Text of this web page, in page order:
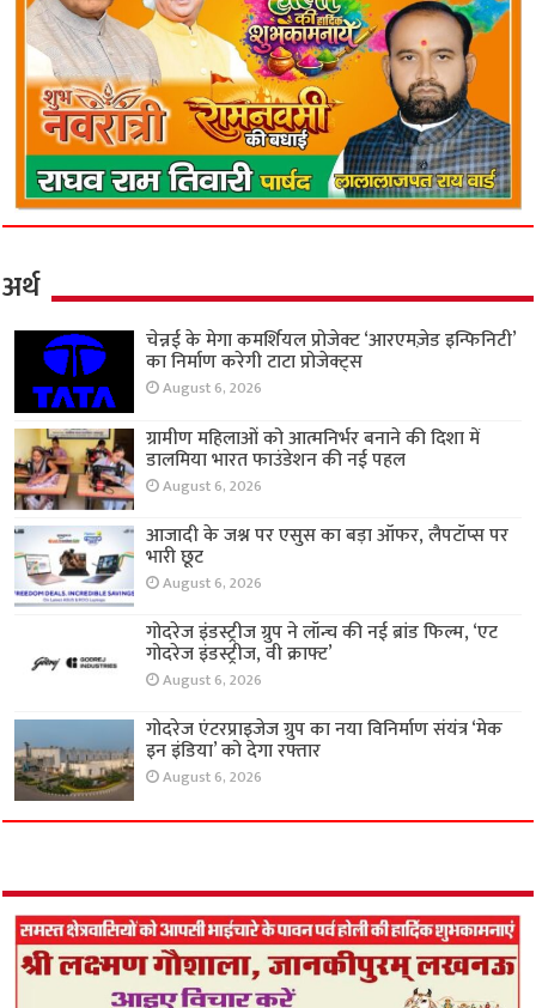
अर्थ
चेन्नई के मेगा कमर्शियल प्रोजेक्ट ‘आरएमज़ेड इन्फिनिटी’
का निर्माण करेगी टाटा प्रोजेक्ट्स
August 6, 2026
ग्रामीण महिलाओं को आत्मनिर्भर बनाने की दिशा में
डालमिया भारत फाउंडेशन की नई पहल
August 6, 2026
आजादी के जश्न पर एसुस का बड़ा ऑफर, लैपटॉप्स पर
भारी छूट
August 6, 2026
गोदरेज इंडस्ट्रीज ग्रुप ने लॉन्च की नई ब्रांड फिल्म, ‘एट
गोदरेज इंडस्ट्रीज, वी क्राफ्ट’
August 6, 2026
गोदरेज एंटरप्राइजेज ग्रुप का नया विनिर्माण संयंत्र ‘मेक
इन इंडिया’ को देगा रफ्तार
August 6, 2026